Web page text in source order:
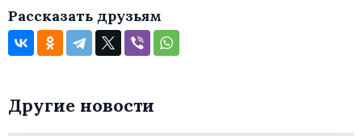
Рассказать друзьям
Другие новости